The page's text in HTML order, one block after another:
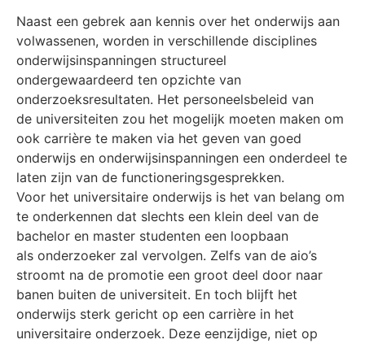
Naast een gebrek aan kennis over het onderwijs aan
volwassenen, worden in verschillende disciplines
onderwijsinspanningen structureel
ondergewaardeerd ten opzichte van
onderzoeksresultaten. Het personeelsbeleid van
de universiteiten zou het mogelijk moeten maken om
ook carrière te maken via het geven van goed
onderwijs en onderwijsinspanningen een onderdeel te
laten zijn van de functioneringsgesprekken.
Voor het universitaire onderwijs is het van belang om
te onderkennen dat slechts een klein deel van de
bachelor en master studenten een loopbaan
als onderzoeker zal vervolgen. Zelfs van de aio’s
stroomt na de promotie een groot deel door naar
banen buiten de universiteit. En toch blijft het
onderwijs sterk gericht op een carrière in het
universitaire onderzoek. Deze eenzijdige, niet op